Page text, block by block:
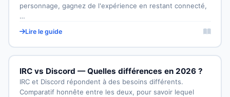
personnage, gagnez de l'expérience en restant connecté,
…
Lire le guide
IRC vs Discord — Quelles différences en 2026 ?
IRC et Discord répondent à des besoins différents.
Comparatif honnête entre les deux, pour savoir lequel